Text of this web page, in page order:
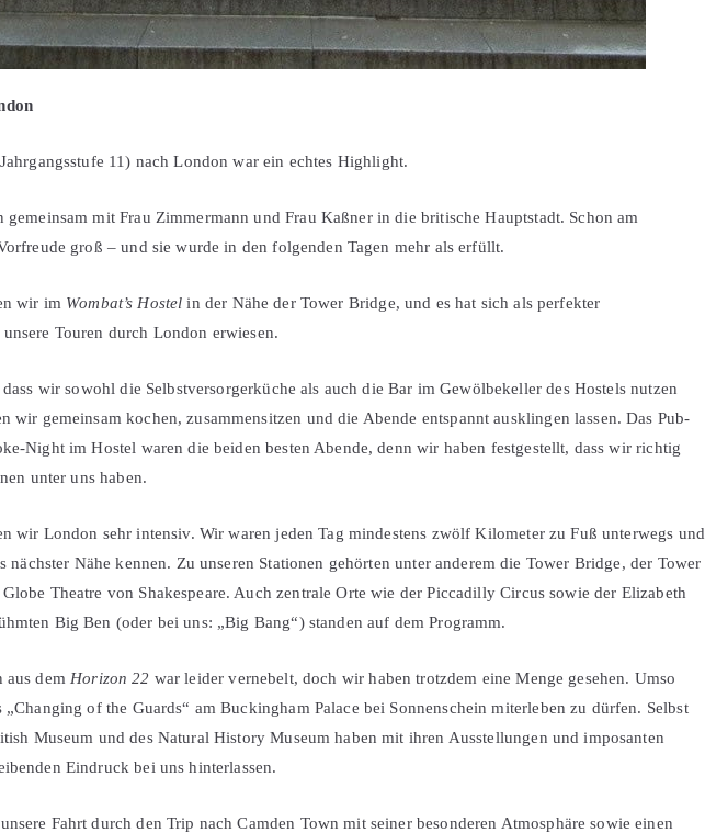
11) nach London war ein echtes Highlight.
gemeinsam mit Frau Zimmermann und Frau Kaßner in die britische Hauptstadt. Schon am
groß – und sie wurde in den folgenden Tagen mehr als erfüllt.
wir im Wombat’s Hostel in der Nähe der Tower Bridge, und es hat sich als perfekter
Touren durch London erwiesen.
wir sowohl die Selbstversorgerküche als auch die Bar im Gewölbekeller des Hostels nutzen
wir gemeinsam kochen, zusammensitzen und die Abende entspannt ausklingen lassen. Das Pub-
Night im Hostel waren die beiden besten Abende, denn wir haben festgestellt, dass wir richtig
unter uns haben.
wir London sehr intensiv. Wir waren jeden Tag mindestens zwölf Kilometer zu Fuß unterwegs und
nächster Nähe kennen. Zu unseren Stationen gehörten unter anderem die Tower Bridge, der Tower
Theatre von Shakespeare. Auch zentrale Orte wie der Piccadilly Circus sowie der Elizabeth
Big Ben (oder bei uns: „Big Bang“) standen auf dem Programm.
dem Horizon 22 war leider vernebelt, doch wir haben trotzdem eine Menge gesehen. Umso
„Changing of the Guards“ am Buckingham Palace bei Sonnenschein miterleben zu dürfen. Selbst
Museum und des Natural History Museum haben mit ihren Ausstellungen und imposanten
Eindruck bei uns hinterlassen.
Fahrt durch den Trip nach Camden Town mit seiner besonderen Atmosphäre sowie einen